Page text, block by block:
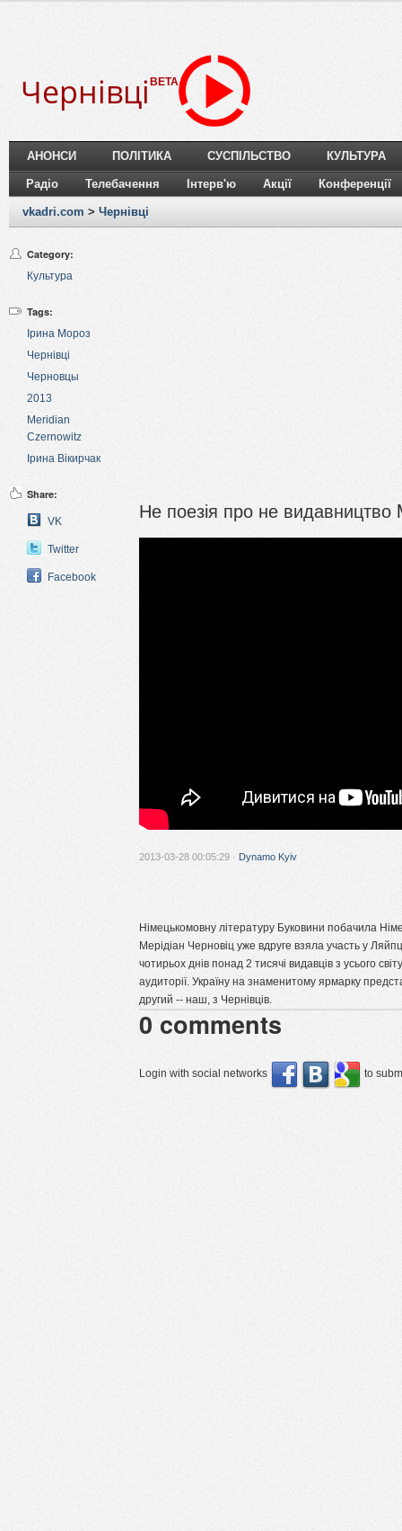
Чернівці BETA
АНОНСИ ПОЛІТИКА СУСПІЛЬСТВО КУЛЬТУРА
Радіо Телебачення Інтерв'ю Акції Конференції
vkadri.com > Чернівці
Category:
Культура
Tags:
Ірина Мороз
Чернівці
Черновцы
2013
Meridian
Czernowitz
Ірина Вікирчак
Share:
VK
Twitter
Facebook
Не поезія про не
2013-03-28 00:05:29 · Dynamo Kyiv
Німецькомовну літературу Буковини побачила
Мерідіан Черновіц уже вдруге взяла участь у
чотирьох днів понад 2 тисячі видавців з усього
аудиторії. Україну на знаменитому ярмарку
другий -- наш, з Чернівців.
0 comments
Login with social networks to